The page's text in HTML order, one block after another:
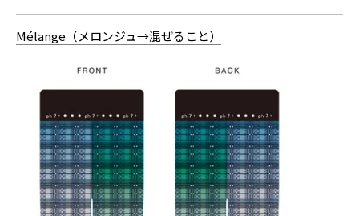
Mélange（メロンジュ→混ぜること）